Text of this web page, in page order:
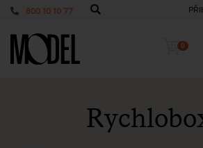
800 10 10 77
PackShop 0